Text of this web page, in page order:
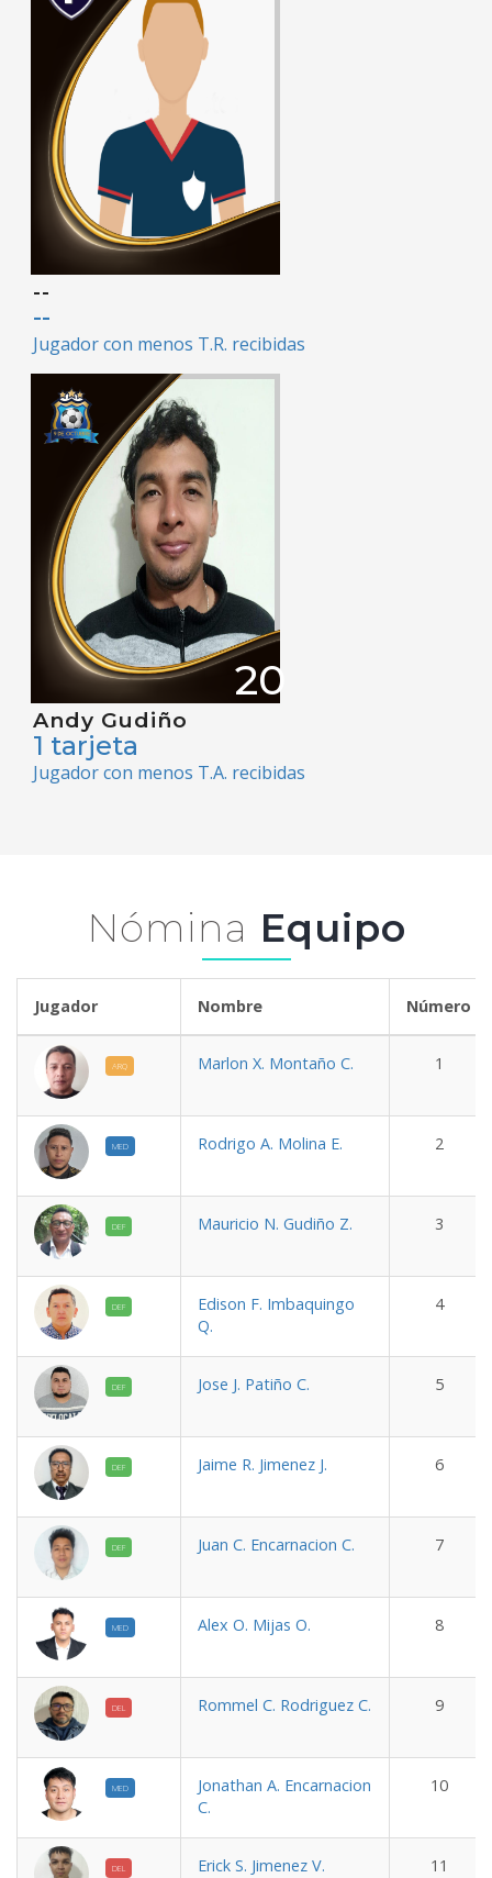
--
--
Jugador con menos T.R. recibidas
20
Andy Gudiño
1 tarjeta
Jugador con menos T.A. recibidas
Nómina Equipo
Jugador Nombre Número
ARQ Marlon X. Montaño C. 1
MED Rodrigo A. Molina E. 2
DEF Mauricio N. Gudiño Z. 3
DEF
Edison F. Imbaquingo
Q.
4
DEF Jose J. Patiño C. 5
DEF Jaime R. Jimenez J. 6
DEF Juan C. Encarnacion C. 7
MED Alex O. Mijas O. 8
DEL Rommel C. Rodriguez C. 9
MED
Jonathan A. Encarnacion
C.
10
DEL Erick S. Jimenez V. 11